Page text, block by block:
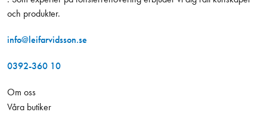
och produkter.
info@leifarvidsson.se
0392-360 10
Om oss
Våra butiker